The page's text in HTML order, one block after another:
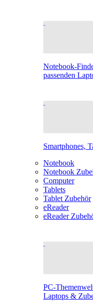
Notebook-
passenden
Smartphones,
Notebook
Notebook
Computer
Tablets
Tablet Zubehör
eReader
eReader
PC-
Laptops &